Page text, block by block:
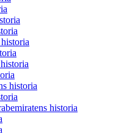
historia
historia